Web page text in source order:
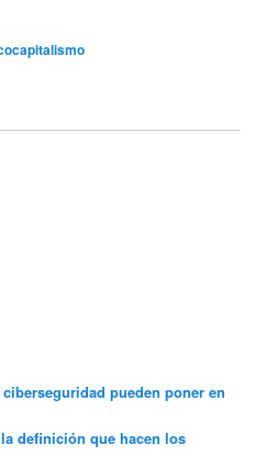
pueden poner en
definición que hacen los